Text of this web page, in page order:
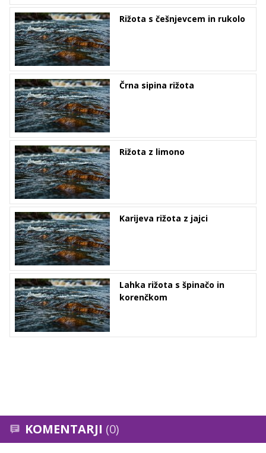
Rižota s češnjevcem in rukolo
Črna sipina rižota
Rižota z limono
Karijeva rižota z jajci
Lahka rižota s špinačo in
korenčkom
KOMENTARJI (0)